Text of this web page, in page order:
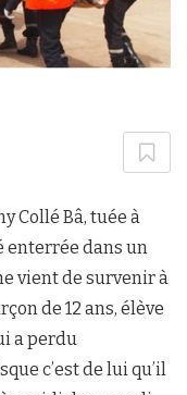
Collé Bâ, tuée à
enterrée dans un
vient de survenir à
de 12 ans, élève
a perdu
c’est de lui qu’il